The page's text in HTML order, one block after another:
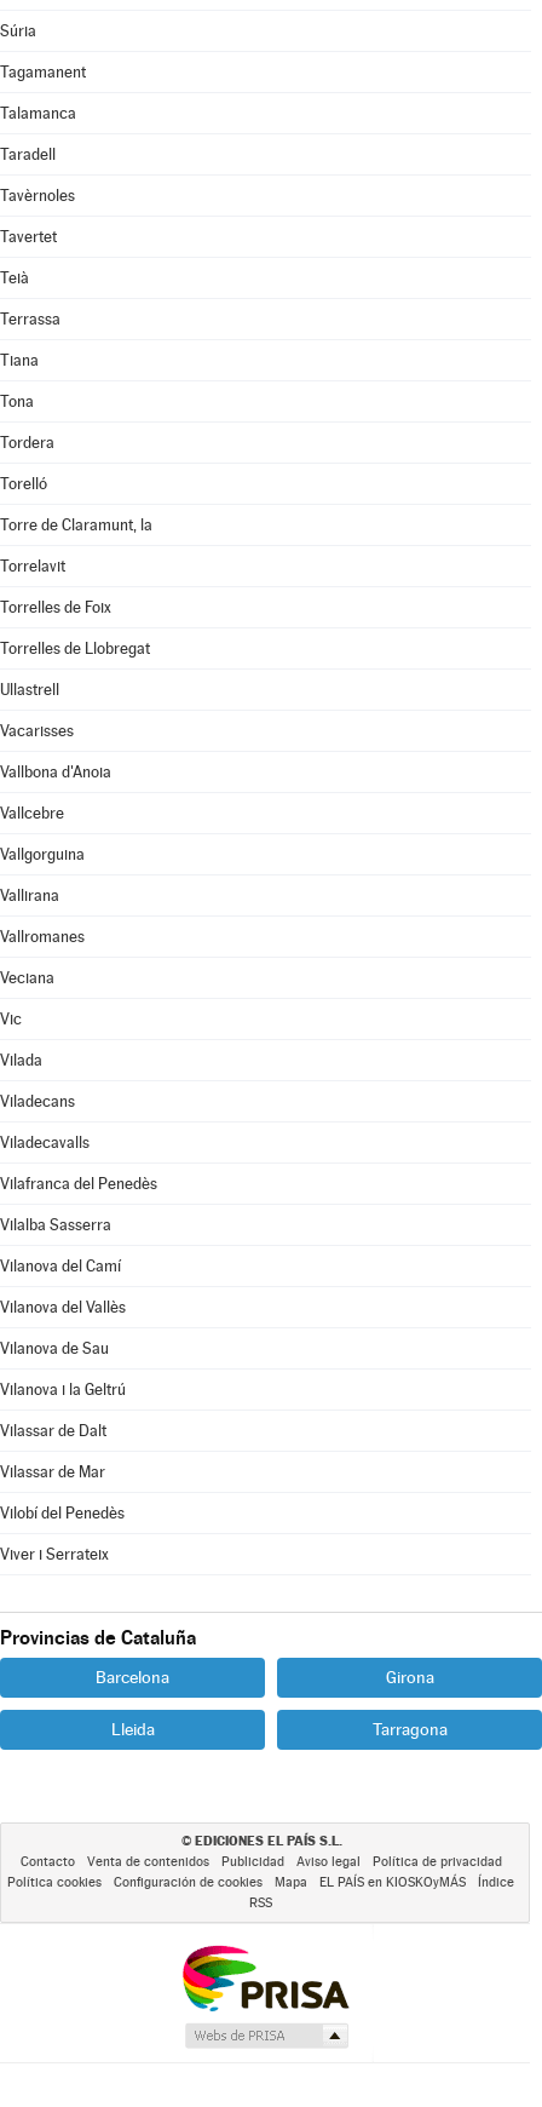
Súria
Tagamanent
Talamanca
Taradell
Tavèrnoles
Tavertet
Teià
Terrassa
Tiana
Tona
Tordera
Torelló
Torre de Claramunt, la
Torrelavit
Torrelles de Foix
Torrelles de Llobregat
Ullastrell
Vacarisses
Vallbona d'Anoia
Vallcebre
Vallgorguina
Vallirana
Vallromanes
Veciana
Vic
Vilada
Viladecans
Viladecavalls
Vilafranca del Penedès
Vilalba Sasserra
Vilanova del Camí
Vilanova del Vallès
Vilanova de Sau
Vilanova i la Geltrú
Vilassar de Dalt
Vilassar de Mar
Vilobí del Penedès
Viver i Serrateix
Provincias de Cataluña
Barcelona Girona
Lleida Tarragona
© EDICIONES EL PAÍS S.L.
Contacto Venta de contenidos Publicidad Aviso legal
Política de privacidad
Política cookies
Configuración de cookies Mapa EL PAÍS en KIOSKOyMÁS
Índice
RSS